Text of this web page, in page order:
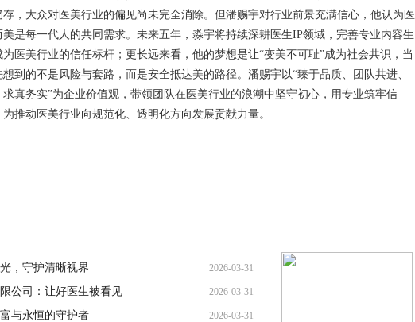
，大众对医美行业的偏见尚未完全消除。但潘赐宇对行业前景充满信心，他认为医
是每一代人的共同需求。未来五年，淼宇将持续深耕医生IP领域，完善专业内容生
医美行业的信任标杆；更长远来看，他的梦想是让“变美不可耻”成为社会共识，当
到的不是风险与套路，而是安全抵达美的路径。潘赐宇以“臻于品质、团队共进、
真务实”为企业价值观，带领团队在医美行业的浪潮中坚守初心，用专业筑牢信
推动医美行业向规范化、透明化方向发展贡献力量。
，守护清晰视界 2026-03-31
公司：让好医生被看见 2026-03-31
与永恒的守护者 2026-03-31